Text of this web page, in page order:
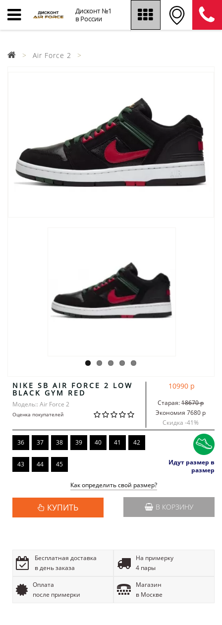
Дисконт №1
в России
Air Force 2
NIKE SB AIR FORCE 2 LOW
BLACK GYM RED
Модель:: Air Force 2
Оценка покупателей
10990 р
Старая:18670 р
Экономия 7680 р
Скидка -41%
36 37 38 39 40 41 42
43 44 45
Идут размер в
размер
Как определить свой размер?
КУПИТЬ В КОРЗИНУ
Бесплатная доставка
в день заказа
На примерку
4 пары
Оплата
после примерки
Магазин
в Москве